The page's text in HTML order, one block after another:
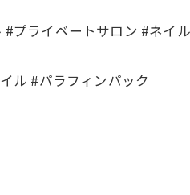
プライベートサロン #ネイ
ル #パラフィンパック